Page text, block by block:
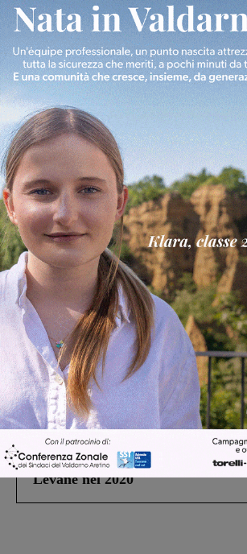
In vetrina 3 Agosto 2026
Estra Notizie agosto: Smart
studenti coinvolti, torna il bando
debutta il podcast Estrair
Più lette
Figline Incisa Valdarno 1 Agosto 2026
Piscina di Figline finanziata oltre
Pnrr, il gruppo di Fratelli
ringraziamento al Governo”
Cronaca 4 Agosto 2026
Un anno fa la strage in A1 in cui
Gianni, Giulia e Franco. Lo
processo, lo stop ai sorpassi fra
Cronaca 3 Agosto 2026
Scomparso da una struttura di
Fiorentino l’uomo che aveva
Levane nel 2020